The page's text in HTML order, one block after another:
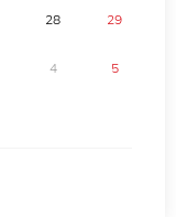
28 29
4 5